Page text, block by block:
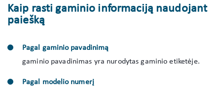
Kaip rasti gaminio informaciją naudojant
paiešką
Pagal gaminio pavadinimą
gaminio pavadinimas yra nurodytas gaminio etiketėje.
Pagal modelio numerį